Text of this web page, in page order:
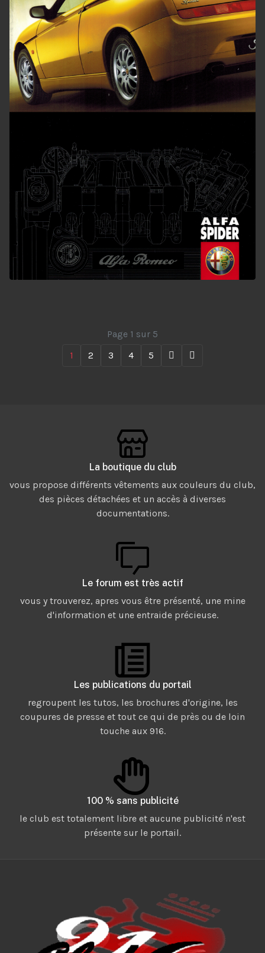
1 2 3 4 5
Page 1 sur 5
La boutique du club
vous propose différents vêtements aux couleurs du club,
des pièces détachées et un accès à diverses
documentations.
Le forum est très actif
vous y trouverez, apres vous être présenté, une mine
d'information et une entraide précieuse.
Les publications du portail
regroupent les tutos, les brochures d'origine, les
coupures de presse et tout ce qui de près ou de loin
touche aux 916.
100 % sans publicité
le club est totalement libre et aucune publicité n'est
présente sur le portail.